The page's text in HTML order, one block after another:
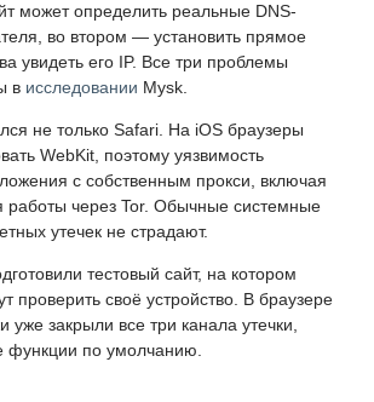
может определить реальные DNS-
во втором — установить прямое
увидеть его IP. Все три проблемы
в исследовании Mysk.
не только Safari. На iOS браузеры
WebKit, поэтому уязвимость
с собственным прокси, включая
работы через Tor. Обычные системные
утечек не страдают.
тестовый сайт, на котором
проверить своё устройство. В браузере
уже закрыли все три канала утечки,
функции по умолчанию.